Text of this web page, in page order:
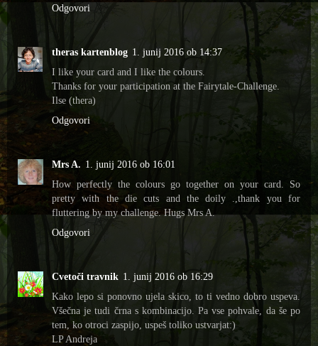
Odgovori
theras kartenblog 1. junij 2016 ob 14:37
I like your card and I like the colours.
Thanks for your participation at the Fairytale-Challenge.
Ilse (thera)
Odgovori
Mrs A. 1. junij 2016 ob 16:01
How perfectly the colours go together on your card. So
pretty with the die cuts and the doily .,thank you for
fluttering by my challenge. Hugs Mrs A.
Odgovori
Cvetoči travnik 1. junij 2016 ob 16:29
Kako lepo si ponovno ujela skico, to ti vedno dobro uspeva.
Všečna je tudi črna s kombinacijo. Pa vse pohvale, da še po
tem, ko otroci zaspijo, uspeš toliko ustvarjat:)
LP Andreja